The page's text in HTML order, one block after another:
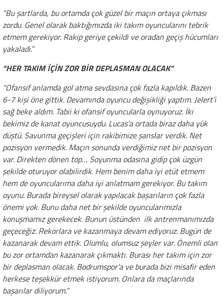
“Bu şartlarda, bu ortamda çok güzel bir maçın ortaya çıkması
zordu. Genel olarak baktığımızda iki takım oyuncularını tebrik
etmem gerekiyor. Rakip geriye çekildi ve oradan geçiş hücumları
yakaladı.”
“HER TAKIM İÇİN ZOR BİR DEPLASMAN OLACAK”
“Ofansif anlamda gol atma sevdasına çok fazla kapıldık. Bazen
6-7 kişi öne gittik. Devamında oyuncu değişikliği yaptım. Jelert’i
sağ beke aldım. Tabii ki ofansif oyuncularla oynuyoruz. İki
bekimiz de kanat oyuncusuydu. Lucas’a ortada biraz daha yük
düştü. Savunma geçişleri için rakibimize şanslar verdik. Net
pozisyon vermedik. Maçın sonunda verdiğimiz net bir pozisyon
var. Direkten dönen top… Soyunma odasına gidip çok üzgün
şekilde oturuyor olabilirdik. Hem benim daha iyi etüt etmem
hem de oyuncularıma daha iyi anlatmam gerekiyor. Bu takım
oyunu. Burada bireysel olarak yapılacak başarıların çok fazla
önemi yok. Bunu daha net bir şekilde oyuncularımızla
konuşmamız gerekecek. Bunun üstünden ilk antrenmanımızda
geçeceğiz. Rekorlara ve kazanmaya devam ediyoruz. Bugün de
kazanarak devam ettik. Olumlu, olumsuz şeyler var. Önemli olan
bu zor ortamdan kazanarak çıkmaktı. Burası her takım için zor
bir deplasman olacak. Bodrumspor’a ve burada bizi misafir eden
herkese teşekkür etmek istiyorum. Onlara da maçlarında
başarılar diliyorum.”